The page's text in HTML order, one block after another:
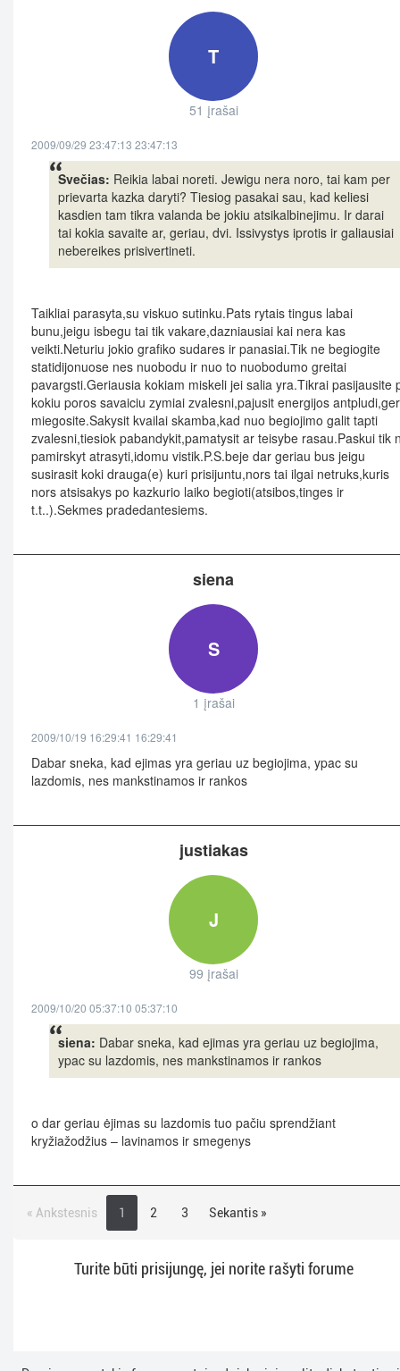
T
51 įrašai
2009/09/29 23:47:13 23:47:13
Svečias: Reikia labai noreti. Jewigu nera noro, tai kam per
prievarta kazka daryti? Tiesiog pasakai sau, kad keliesi
kasdien tam tikra valanda be jokiu atsikalbinejimu. Ir darai
tai kokia savaite ar, geriau, dvi. Issivystys iprotis ir galiausiai
nebereikes prisivertineti.
Taikliai parasyta,su viskuo sutinku.Pats rytais tingus labai
bunu,jeigu isbegu tai tik vakare,dazniausiai kai nera kas
veikti.Neturiu jokio grafiko sudares ir panasiai.Tik ne begiogite
statidijonuose nes nuobodu ir nuo to nuobodumo greitai
pavargsti.Geriausia kokiam miskeli jei salia yra.Tikrai pasijausite
kokiu poros savaiciu zymiai zvalesni,pajusit energijos
miegosite.Sakysit kvailai skamba,kad nuo begiojimo galit tapti
zvalesni,tiesiok pabandykit,pamatysit ar teisybe rasau.Paskui tik
pamirskyt atrasyti,idomu vistik.P.S.beje dar geriau bus jeigu
susirasit koki drauga(e) kuri prisijuntu,nors tai ilgai netruks,kuris
nors atsisakys po kazkurio laiko begioti(atsibos,tinges ir
t.t..).Sekmes pradedantesiems.
siena
S
1 įrašai
2009/10/19 16:29:41 16:29:41
Dabar sneka, kad ejimas yra geriau uz begiojima, ypac su
lazdomis, nes mankstinamos ir rankos
justiakas
J
99 įrašai
2009/10/20 05:37:10 05:37:10
siena: Dabar sneka, kad ejimas yra geriau uz begiojima,
ypac su lazdomis, nes mankstinamos ir rankos
o dar geriau ėjimas su lazdomis tuo pačiu sprendžiant
kryžiažodžius – lavinamos ir smegenys
« Ankstesnis 1 2 3 Sekantis »
Turite būti prisijungę, jei norite rašyti forume